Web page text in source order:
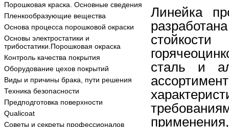
Порошковая краска. Основные сведения
Пленкообразующие вещества
Основа процесса порошковой окраски
Основы электростатики и
трибостатики.Порошковая окраска
Контроль качества покрытия
Оборудование цехов покрытий
Виды и причины брака, пути решения
Техника безопасности
Предподготовка поверхности
Qualicoat
Советы и секреты профессионалов
Линейка
разработана
стойкости
сталь
и
ассортимент
применения,